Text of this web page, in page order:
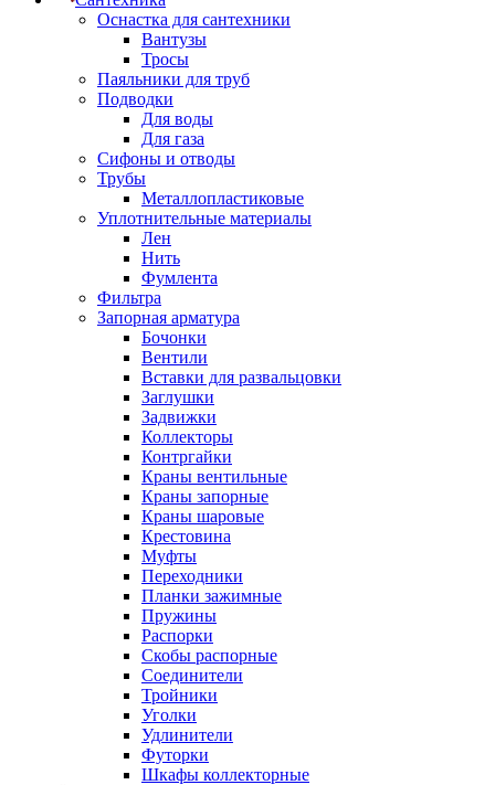
Оснастка для сантехники
Вантузы
Тросы
Паяльники для труб
Подводки
Для воды
Для газа
Сифоны и отводы
Трубы
Металлопластиковые
Уплотнительные материалы
Лен
Нить
Фумлента
Фильтра
Запорная арматура
Бочонки
Вентили
Вставки для развальцовки
Заглушки
Задвижки
Коллекторы
Контргайки
Краны вентильные
Краны запорные
Краны шаровые
Крестовина
Муфты
Переходники
Планки зажимные
Пружины
Распорки
Скобы распорные
Соединители
Тройники
Уголки
Удлинители
Футорки
Шкафы коллекторные